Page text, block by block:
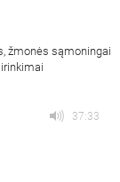
žmonės sąmoningai
37:33